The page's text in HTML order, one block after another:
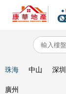
珠海 中山 深圳
廣州